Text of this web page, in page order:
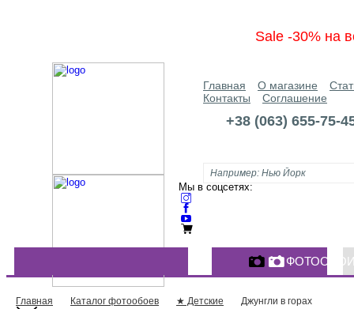
Sale -30% на
Главная О магазине
Контакты
Соглашение
+38 (063) 655-75-
Мы в соцсетях:
КАТАЛОГ ФОТООБОЕВ
Главная Каталог фотообоев ★ Детские Джунгли в горах